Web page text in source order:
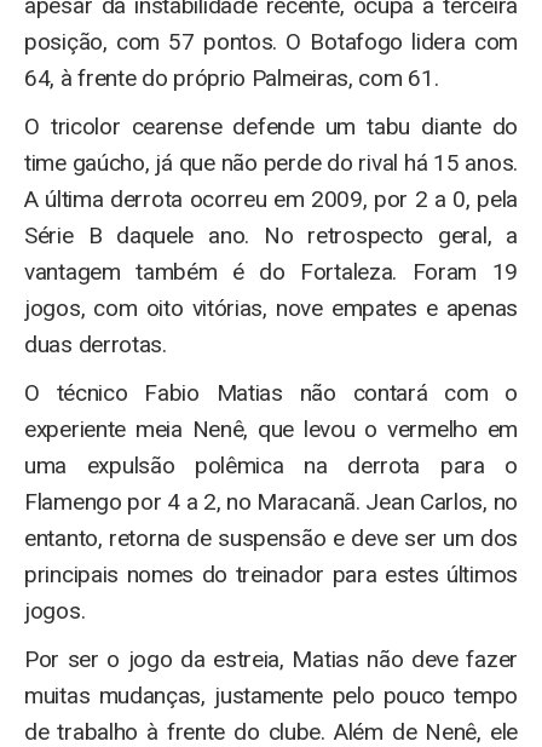
posição, com 57 pontos. O Botafogo lidera com
64, à frente do próprio Palmeiras, com 61.
O tricolor cearense defende um tabu diante do
time gaúcho, já que não perde do rival há 15 anos.
A última derrota ocorreu em 2009, por 2 a 0, pela
Série B daquele ano. No retrospecto geral, a
vantagem também é do Fortaleza. Foram 19
jogos, com oito vitórias, nove empates e apenas
duas derrotas.
O técnico Fabio Matias não contará com o
experiente meia Nenê, que levou o vermelho em
uma expulsão polêmica na derrota para o
Flamengo por 4 a 2, no Maracanã. Jean Carlos, no
entanto, retorna de suspensão e deve ser um dos
principais nomes do treinador para estes últimos
jogos.
Por ser o jogo da estreia, Matias não deve fazer
muitas mudanças, justamente pelo pouco tempo
de trabalho à frente do clube. Além de Nenê, ele